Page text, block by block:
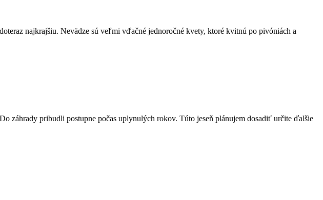
najkrajšiu. Nevädze sú veľmi vďačné jednoročné kvety, ktoré kvitnú po pivóniách a
záhrady pribudli postupne počas uplynulých rokov. Túto jeseň plánujem dosadiť určite ďalšie